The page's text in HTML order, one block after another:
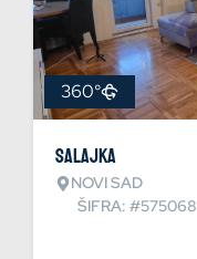
360°
Salajka
NOVI SAD
ŠIFRA: #575068